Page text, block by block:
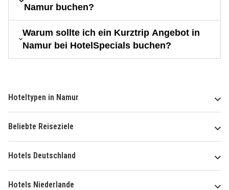
Namur buchen?
Warum sollte ich ein Kurztrip Angebot in
Namur bei HotelSpecials buchen?
Hoteltypen in Namur
Beliebte Reiseziele
Hotels Deutschland
Hotels Niederlande